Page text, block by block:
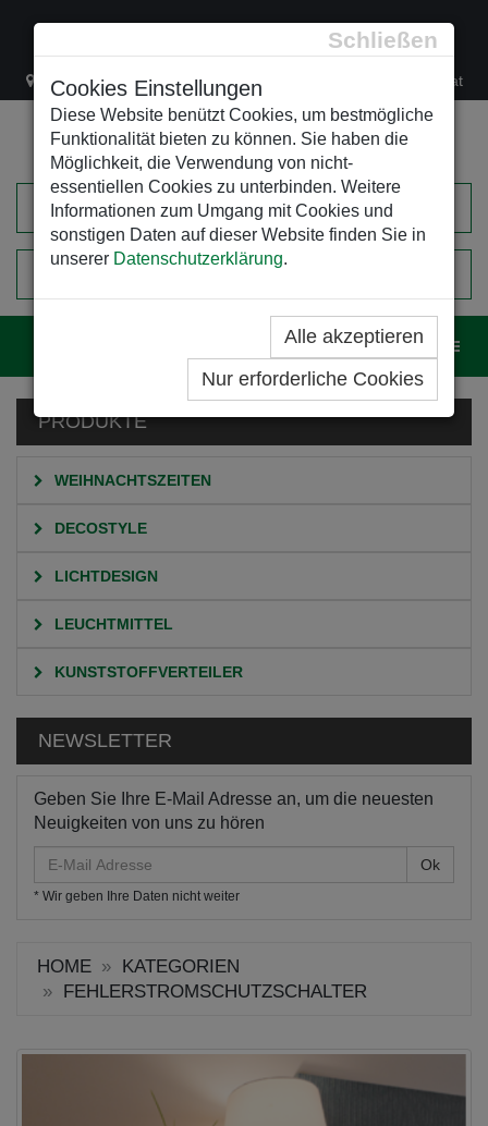
Schließen
Cookies Einstellungen
Diese Website benützt Cookies, um bestmögliche
Funktionalität bieten zu können. Sie haben die
Möglichkeit, die Verwendung von nicht-
essentiellen Cookies zu unterbinden. Weitere
Informationen zum Umgang mit Cookies und
sonstigen Daten auf dieser Website finden Sie in
unserer Datenschutzerklärung.
Alle akzeptieren
Nur erforderliche Cookies
Lacknergasse 78 +43/1/470 37 00 office@leso.at
EINKAUFSWAGEN
PRODUKTE
WEIHNACHTSZEITEN
DECOSTYLE
LICHTDESIGN
LEUCHTMITTEL
KUNSTSTOFFVERTEILER
NEWSLETTER
Geben Sie Ihre E-Mail Adresse an, um die neuesten
Neuigkeiten von uns zu hören
Mail
Adresse
* Wir geben Ihre Daten nicht weiter
HOME
KATEGORIEN
FEHLERSTROMSCHUTZSCHALTER